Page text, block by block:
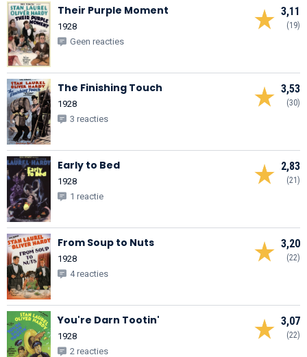
3,11
(19)
Their Purple Moment
1928
Geen reacties
3,53
(30)
The Finishing Touch
1928
3 reacties
2,83
(21)
Early to Bed
1928
1 reactie
3,20
(22)
From Soup to Nuts
1928
4 reacties
3,07
(22)
You're Darn Tootin'
1928
2 reacties